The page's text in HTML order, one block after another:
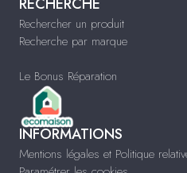
RECHERCHE
Rechercher un produit
Recherche par marque
Le Bonus Réparation
INFORMATIONS
Mentions légales et Politique